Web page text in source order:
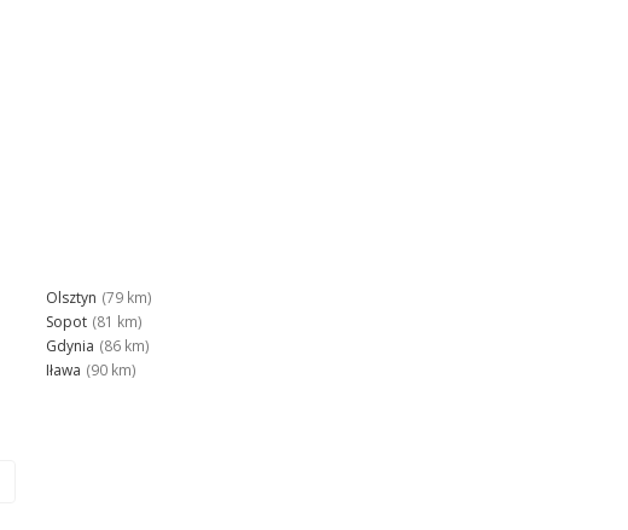
Olsztyn (79 km)
Sopot (81 km)
Gdynia (86 km)
Iława (90 km)